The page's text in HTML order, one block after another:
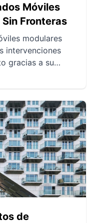
Móviles
Fronteras
modulares
intervenciones
gracias a su
integran
funcionamiento
Los testimonios
su notable
patologías
a las
de